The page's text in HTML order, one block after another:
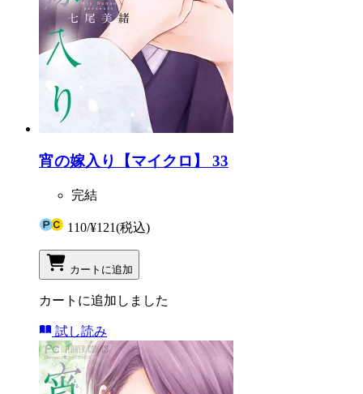
宵の嫁入り【マイクロ】 33
完結
110/¥121(税込)
カートに追加
カートに追加しました
試し読み